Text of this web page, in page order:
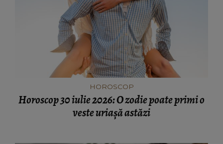
HOROSCOP
Horoscop 30 iulie 2026: O zodie poate primi o
veste uriașă astăzi